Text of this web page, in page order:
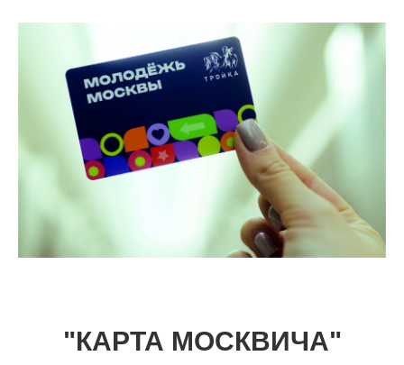
"КАРТА МОСКВИЧА"